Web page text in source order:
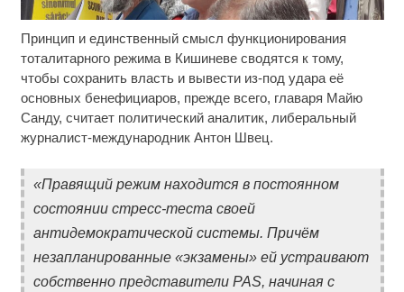
Принцип и единственный смысл функционирования
тоталитарного режима в Кишиневе сводятся к тому,
чтобы сохранить власть и вывести из-под удара её
основных бенефициаров, прежде всего, главаря Майю
Санду, считает политический аналитик, либеральный
журналист-международник Антон Швец.
«Правящий режим находится в постоянном
состоянии стресс-теста своей
антидемократической системы. Причём
незапланированные «экзамены» ей устраивают
собственно представители PAS, начиная с
Скрытая камера на пляже Крыма: Что люди
вытворяют, когда их не видят...
i
Ролик длится несколько секунд, а смеяться вы
будете долго
Ролик из Омска: вы будете смеяться долго